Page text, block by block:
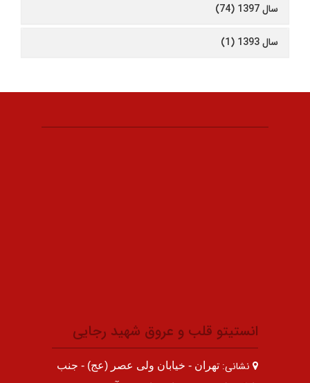
سال 1397 (74)
سال 1393 (1)
انستیتو قلب و عروق شهید رجایی
نشانی: تهران - خیابان ولی عصر (عج) - جنب